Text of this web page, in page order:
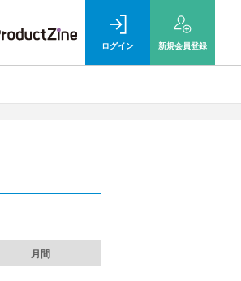
ログイン 新規会員登録
月間